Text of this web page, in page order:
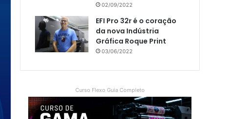
02/09/2022
EFI Pro 32r é o coração
da nova Indústria
Gráfica Roque Print
03/06/2022
Curso Flexo Guia Completo